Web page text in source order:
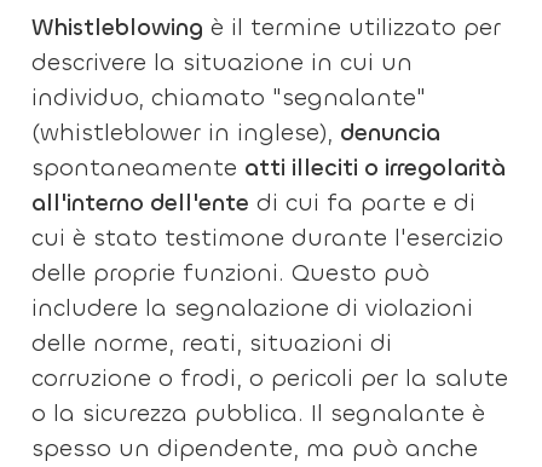
Whistleblowing è il termine utilizzato per
descrivere la situazione in cui un
individuo, chiamato "segnalante"
(whistleblower in inglese), denuncia
spontaneamente atti illeciti o irregolarità
all'interno dell'ente di cui fa parte e di
cui è stato testimone durante l'esercizio
delle proprie funzioni. Questo può
includere la segnalazione di violazioni
delle norme, reati, situazioni di
corruzione o frodi, o pericoli per la salute
o la sicurezza pubblica. Il segnalante è
spesso un dipendente, ma può anche